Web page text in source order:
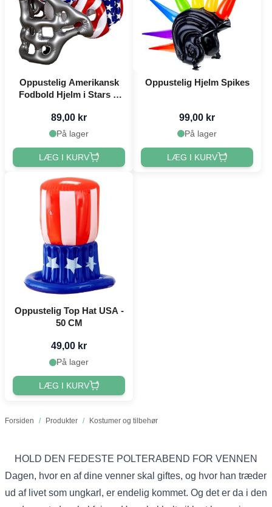
Forsiden / Produkter / Kostumer og tilbehør
Oppustelig Amerikansk
Fodbold Hjelm i Stars &
89,00 kr
På lager
LÆG I KURV
Oppustelig Hjelm Spikes
99,00 kr
På lager
LÆG I KURV
Oppustelig Top Hat USA -
50 CM
49,00 kr
På lager
LÆG I KURV
HOLD DEN FEDESTE POLTERABEND FOR VENNEN
Dagen, hvor en af dine venner skal giftes, og hvor han træder
ud af livet som ungkarl, er endelig kommet. Og det er da i den